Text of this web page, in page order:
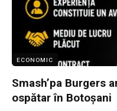
ECONOMIC
Smash’pa Burgers
ospătar în Botoșani